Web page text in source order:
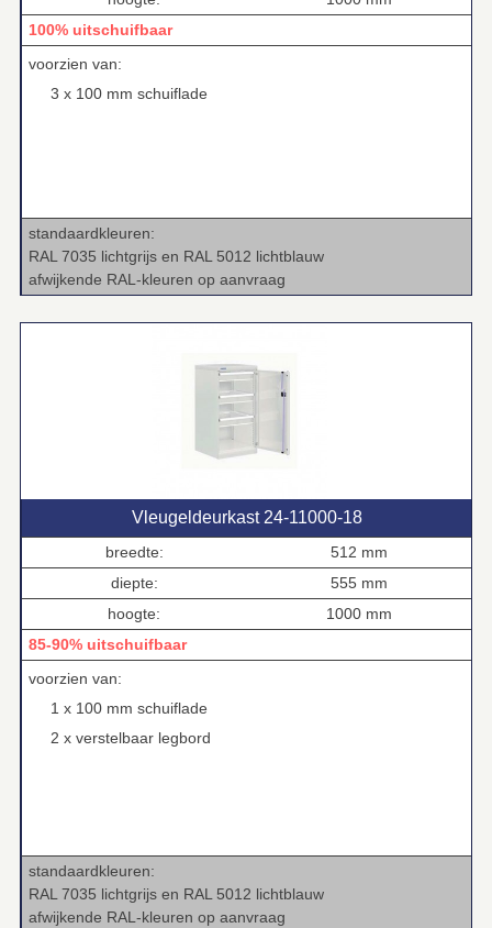
100% uitschuifbaar
voorzien van:
3 x 100 mm schuiflade
standaardkleuren:
RAL 7035 lichtgrijs en RAL 5012 lichtblauw
afwijkende RAL‑kleuren op aanvraag
Vleugeldeurkast 24‑11000‑18
breedte:
512 mm
diepte:
555 mm
hoogte:
1000 mm
85-90% uitschuifbaar
voorzien van:
1 x 100 mm schuiflade
2 x verstelbaar legbord
standaardkleuren:
RAL 7035 lichtgrijs en RAL 5012 lichtblauw
afwijkende RAL‑kleuren op aanvraag